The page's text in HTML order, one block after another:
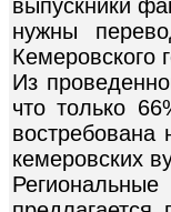
выпускники
нужны
Кемеровского
Из
что только
кемеровских